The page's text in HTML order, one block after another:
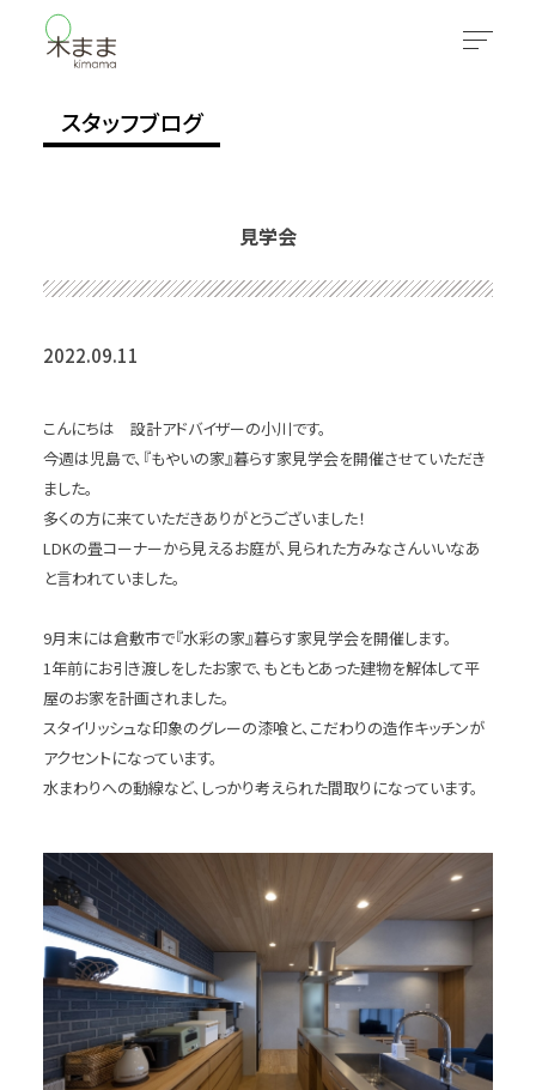
スタッフブログ
見学会
2022.09.11
こんにちは 設計アドバイザーの小川です。
今週は児島で、『もやいの家』暮らす家見学会を開催させていただき
ました。
多くの方に来ていただきありがとうございました！
LDKの畳コーナーから見えるお庭が、見られた方みなさんいいなあ
と言われていました。
9月末には倉敷市で『水彩の家』暮らす家見学会を開催します。
1年前にお引き渡しをしたお家で、もともとあった建物を解体して平
屋のお家を計画されました。
スタイリッシュな印象のグレーの漆喰と、こだわりの造作キッチンが
アクセントになっています。
水まわりへの動線など、しっかり考えられた間取りになっています。